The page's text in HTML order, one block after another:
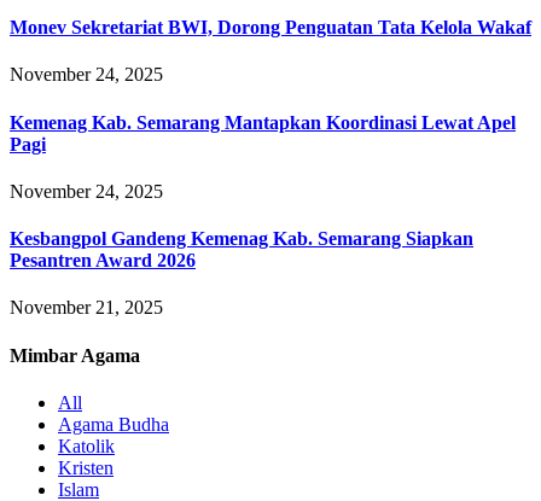
Monev Sekretariat BWI, Dorong Penguatan Tata Kelola Wakaf
November 24, 2025
Kemenag Kab. Semarang Mantapkan Koordinasi Lewat Apel
Pagi
November 24, 2025
Kesbangpol Gandeng Kemenag Kab. Semarang Siapkan
Pesantren Award 2026
November 21, 2025
Mimbar Agama
All
Agama Budha
Katolik
Kristen
Islam